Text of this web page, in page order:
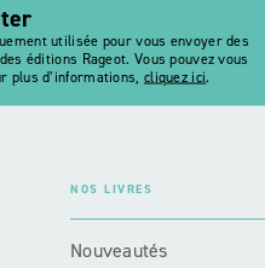
utilisée pour vous envoyer des
éditions Rageot. Vous pouvez vous
plus d’informations, cliquez ici.
NOS LIVRES
Nouveautés